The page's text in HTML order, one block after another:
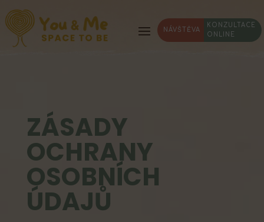
NÁVŠTĚVA
KONZULTACE
ONLINE
ZÁSADY
OCHRANY
OSOBNÍCH
ÚDAJŮ